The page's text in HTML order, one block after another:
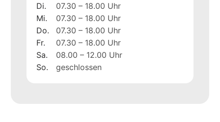
Di.
07.30 – 18.00 Uhr
Mi.
07.30 – 18.00 Uhr
Do.
07.30 – 18.00 Uhr
Fr.
07.30 – 18.00 Uhr
Sa.
08.00 – 12.00 Uhr
So.
geschlossen